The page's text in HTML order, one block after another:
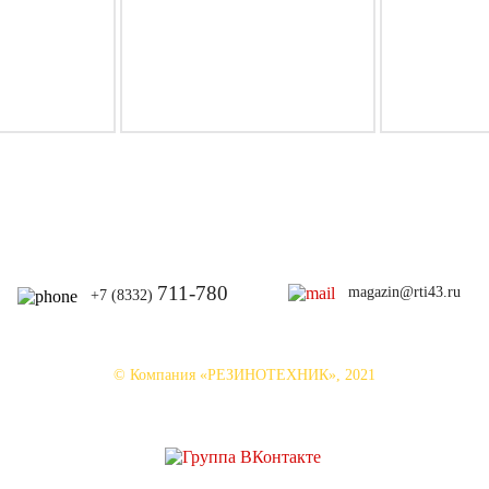
+7 (8332) 711-780 magazin@rti43.ru
© Компания «РЕЗИНОТЕХНИК», 2021